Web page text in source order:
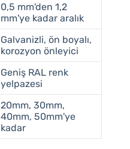
0,5 mm'den 1,2
mm'ye kadar aralık
Galvanizli, ön boyalı,
korozyon önleyici
Geniş RAL renk
yelpazesi
20mm, 30mm,
40mm, 50mm'ye
kadar